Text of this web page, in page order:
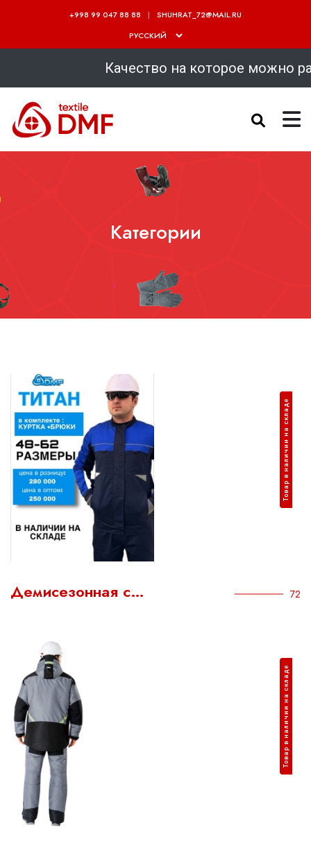
+998 99 047 88 88 SHUHRAT_72@MAIL.RU
на которое можно
Категории
Товар в наличии на складе
Демисезонная с… 72
Товар в наличии на складе